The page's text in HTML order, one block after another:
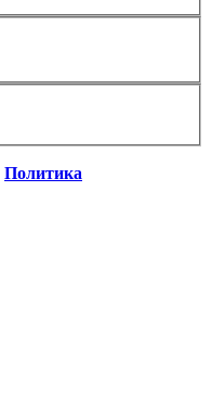
Политика